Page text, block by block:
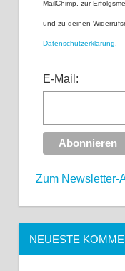
MailChimp, zur
und zu deinen
Datenschutzerklärung.
E-Mail:
Zum Newsletter-
NEUESTE